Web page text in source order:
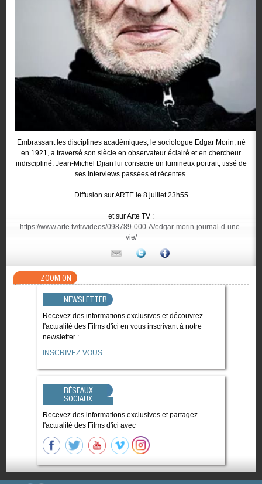
Embrassant les disciplines académiques, le sociologue Edgar Morin, né
en 1921, a traversé son siècle en observateur éclairé et en chercheur
indiscipliné. Jean-Michel Djian lui consacre un lumineux portrait, tissé de
ses interviews passées et récentes.
Diffusion sur ARTE le 8 juillet 23h55
et sur Arte TV :
https://www.arte.tv/fr/videos/098789-000-A/edgar-morin-journal-d-une-
vie/
ZOOM ON
NEWSLETTER
Recevez des informations exclusives et découvrez
l'actualité des Films d'ici en vous inscrivant à notre
newsletter :
INSCRIVEZ-VOUS
RÉSEAUX
SOCIAUX
Recevez des informations exclusives et partagez
l'actualité des Films d'ici avec